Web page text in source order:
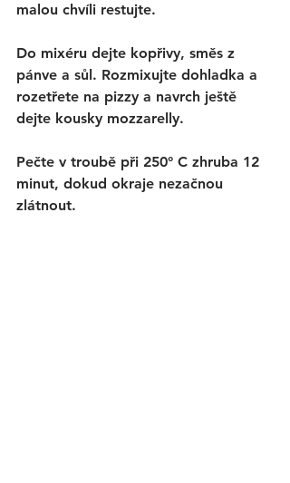
malou chvíli restujte.
Do mixéru dejte kopřivy, směs z
pánve a sůl. Rozmixujte dohladka a
rozetřete na pizzy a navrch ještě
dejte kousky mozzarelly.
Pečte v troubě při 250° C zhruba 12
minut, dokud okraje nezačnou
zlátnout.